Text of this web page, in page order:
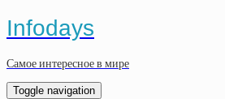
Infodays
Самое интересное в мире
Toggle navigation